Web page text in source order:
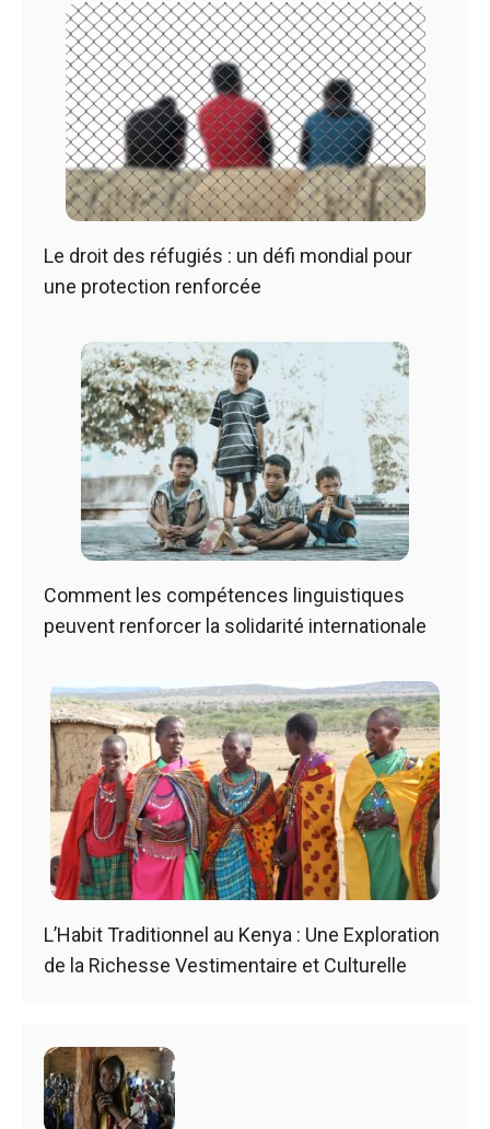
Le droit des réfugiés : un défi mondial pour
une protection renforcée
Comment les compétences linguistiques
peuvent renforcer la solidarité internationale
L’Habit Traditionnel au Kenya : Une Exploration
de la Richesse Vestimentaire et Culturelle